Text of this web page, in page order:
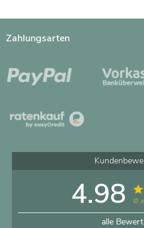
Zahlungsarten
4.98 ∅
alle